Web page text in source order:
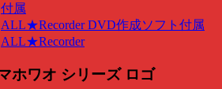
付属
ALL★Recorder DVD作成ソフト付属
ALL★Recorder